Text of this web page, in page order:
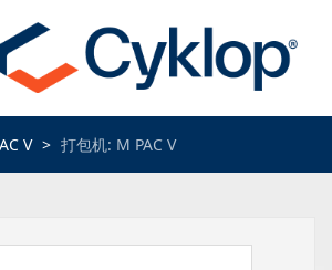
V 打包机: M PAC V